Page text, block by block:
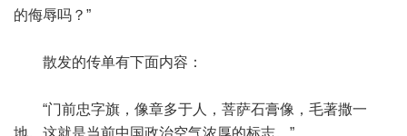
的侮辱吗？”
散发的传单有下面内容：
“门前忠字旗，像章多于人，菩萨石膏像，毛著撒一
地。这就是当前中国政治空气浓厚的标志。”